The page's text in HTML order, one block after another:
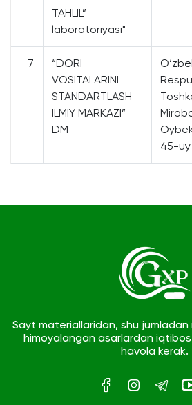
TAHLIL”
laboratoriyasi"
7
“DORI
VOSITALARINI
STANDARTLASH
ILMIY MARKAZI”
DM
45-uy
Sayt materiallaridan, shu jumladan
himoyalangan asarlardan
havola kerak.